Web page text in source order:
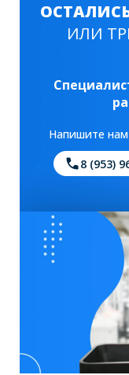
ИЛИ
Напишите
8 (953)